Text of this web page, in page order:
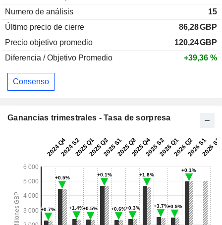
Numero de análisis
15
Último precio de cierre
86,28GBP
Precio objetivo promedio
120,24GBP
Diferencia / Objetivo Promedio
+39,36 %
Consenso
Ganancias trimestrales - Tasa de sorpresa